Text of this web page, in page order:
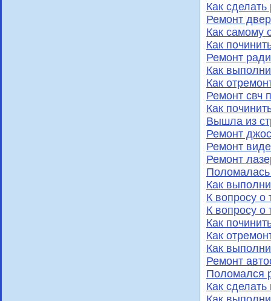
Как
Ремонт
Как самому
Как
Ремонт
Как
Как
Ремонт свч
Как
Вышла из
Ремонт
Ремонт
Ремонт
Как
К вопросу о
К вопросу о
Как
Как
Как
Ремонт
Поломался
Как сделать